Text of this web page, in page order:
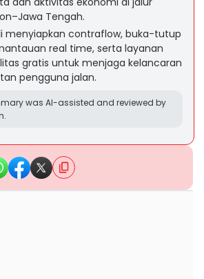
Tengah.
menyiapkan contraflow, buka-tutup
real time, serta layanan
gratis untuk menjaga kelancaran
pengguna jalan.
was AI-assisted and reviewed by